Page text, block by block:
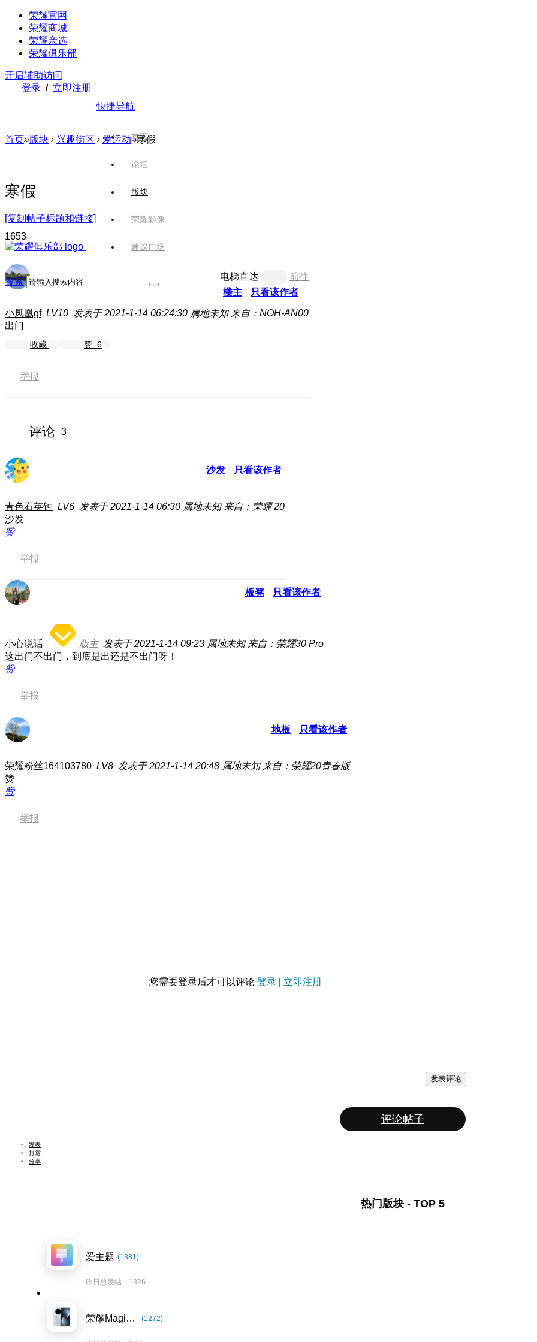
荣耀官网
荣耀商城
荣耀亲选
荣耀俱乐部
开启辅助访问
登录 / 立即注册
快捷导航
首页
论坛
版块
荣耀影像
建议广场
搜索
首页»版块 › 兴趣街区 › 爱运动 ›寒假
寒假
[复制帖子标题和链接]
1653
电梯直达
前往
楼主
只看该作者
小凤凰gf LV10 发表于 2021-1-14 06:24:30 属地未知 来自：NOH-AN00
出门
收藏 赞 6
举报
评论 3
沙发 只看该作者
青色石英钟 LV6 发表于 2021-1-14 06:30 属地未知 来自：荣耀 20
沙发
赞
举报
板凳 只看该作者
小心说话 版主 发表于 2021-1-14 09:23 属地未知 来自：荣耀30 Pro
这出门不出门，到底是出还是不出门呀！
赞
举报
地板 只看该作者
荣耀粉丝164103780 LV8 发表于 2021-1-14 20:48 属地未知 来自：荣耀20青春版
赞
赞
举报
您需要登录后才可以评论 登录 立即注册
发表评论
评论帖子
发表
打赏
分享
热门版块 - TOP 5
爱主题 (1381)
昨日总发帖：1326
荣耀Magic7系列 (1272)